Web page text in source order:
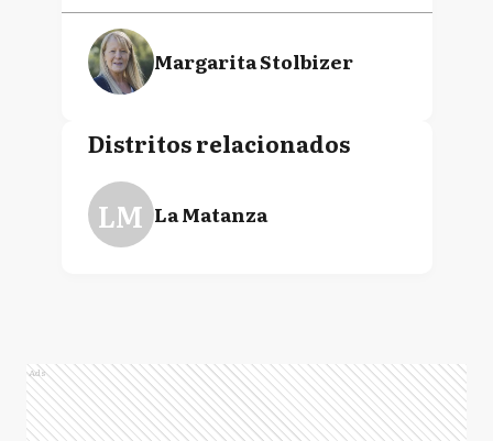
Margarita Stolbizer
Distritos relacionados
LM La Matanza
Ads